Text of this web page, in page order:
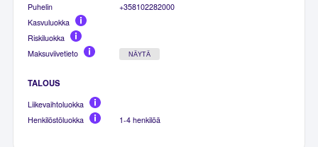
Puhelin
+358102282000
Kasvuluokka
Riskiluokka
Maksuviivetieto
NÄYTÄ
TALOUS
Liikevaihtoluokka
Henkilöstöluokka
1-4 henkilöä